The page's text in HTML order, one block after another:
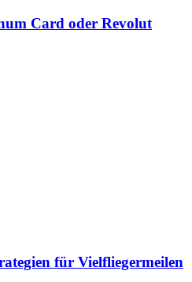
Card oder Revolut
für Vielfliegermeilen